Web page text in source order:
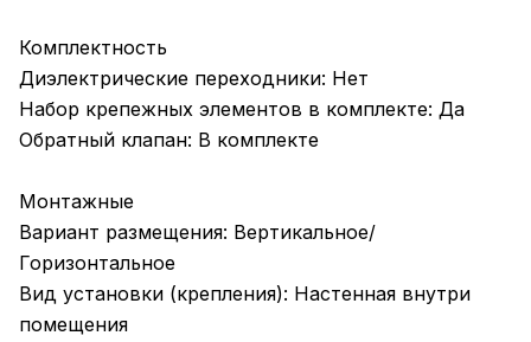
Комплектность
Диэлектрические переходники: Нет
Набор крепежных элементов в комплекте: Да
Обратный клапан: В комплекте
Монтажные
Вариант размещения: Вертикальное/
Горизонтальное
Вид установки (крепления): Настенная внутри
помещения